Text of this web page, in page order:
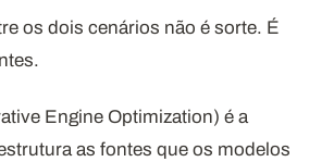
os dois cenários não é sorte. É
Engine Optimization) é a
as fontes que os modelos